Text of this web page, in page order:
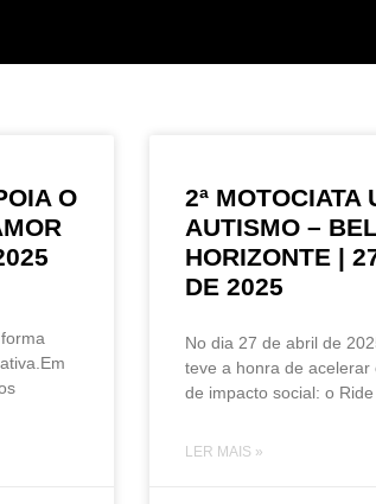
O
2ª MOTOCIATA
AUTISMO –
HORIZONTE |
DE 2025
No dia 27 de abril de
teve a honra de acelerar
de impacto social: o Ride
LER MAIS »